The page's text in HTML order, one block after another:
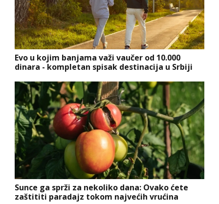
Evo u kojim banjama važi vaučer od 10.000
dinara - kompletan spisak destinacija u Srbiji
Sunce ga sprži za nekoliko dana: Ovako ćete
zaštititi paradajz tokom najvećih vrućina